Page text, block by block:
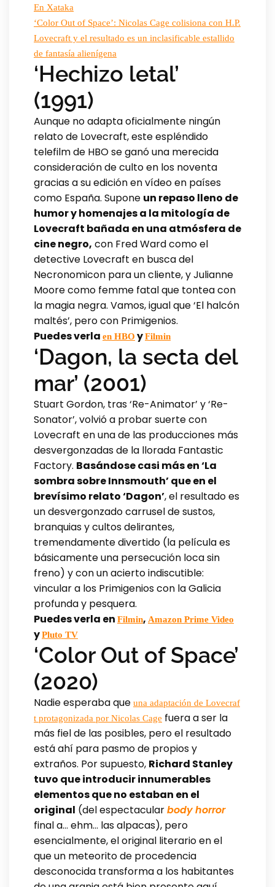
En Xataka
‘Color Out of Space’: Nicolas Cage colisiona con H.P.
Lovecraft y el resultado es un inclasificable estallido
de fantasía alienígena
‘Hechizo letal’
(1991)
Aunque no adapta oficialmente ningún
relato de Lovecraft, este espléndido
telefilm de HBO se ganó una merecida
consideración de culto en los noventa
gracias a su edición en vídeo en países
como España. Supone un repaso lleno de
humor y homenajes a la mitología de
Lovecraft bañada en una atmósfera de
cine negro, con Fred Ward como el
detective Lovecraft en busca del
Necronomicon para un cliente, y Julianne
Moore como femme fatal que tontea con
la magia negra. Vamos, igual que ‘El halcón
maltés’, pero con Primigenios.
Puedes verla en HBO yFilmin
‘Dagon, la secta del
mar’ (2001)
Stuart Gordon, tras ‘Re-Animator’ y ‘Re-
Sonator’, volvió a probar suerte con
Lovecraft en una de las producciones más
desvergonzadas de la llorada Fantastic
Factory. Basándose casi más en ‘La
sombra sobre Innsmouth’ que en el
brevísimo relato ‘Dagon’, el resultado es
un desvergonzado carrusel de sustos,
branquias y cultos delirantes,
tremendamente divertido (la película es
básicamente una persecución loca sin
freno) y con un acierto indiscutible:
vincular a los Primigenios con la Galicia
profunda y pesquera.
Puedes verla en Filmin, Amazon Prime Video
yPluto TV
‘Color Out of Space’
(2020)
Nadie esperaba que una adaptación de Lovecraf
t protagonizada por Nicolas Cage fuera a ser la
más fiel de las posibles, pero el resultado
está ahí para pasmo de propios y
extraños. Por supuesto, Richard Stanley
tuvo que introducir innumerables
elementos que no estaban en el
original (del espectacularbody horror
final a… ehm… las alpacas), pero
esencialmente, el original literario en el
que un meteorito de procedencia
desconocida transforma a los habitantes